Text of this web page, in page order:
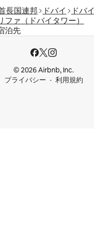
長国連邦 ドバイ
ドバイ
ファ（ドバイタワー）
泊先
© 2026 Airbnb, Inc.
プライバシー
利用規約